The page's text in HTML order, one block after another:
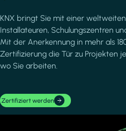
KNX bringt Sie mit einer
Installateuren, Schulungszentren
Mit der Anerkennung in mehr als
Zertifizierung die Tür zu Projekten
wo Sie arbeiten.
Zertifiziert werden